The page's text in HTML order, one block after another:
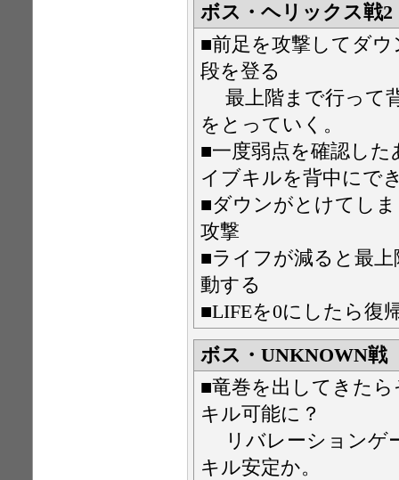
ボス・ヘリックス戦2
■前足を攻撃してダ
段を登る
最上階まで行って
をとっていく。
■一度弱点を確認し
イブキルを背中にで
■ダウンがとけてし
攻撃
■ライフが減ると最
動する
■LIFEを0にしたら復
ボス・UNKNOWN戦
■竜巻を出してきた
キル可能に？
リバレーションゲ
キル安定か。